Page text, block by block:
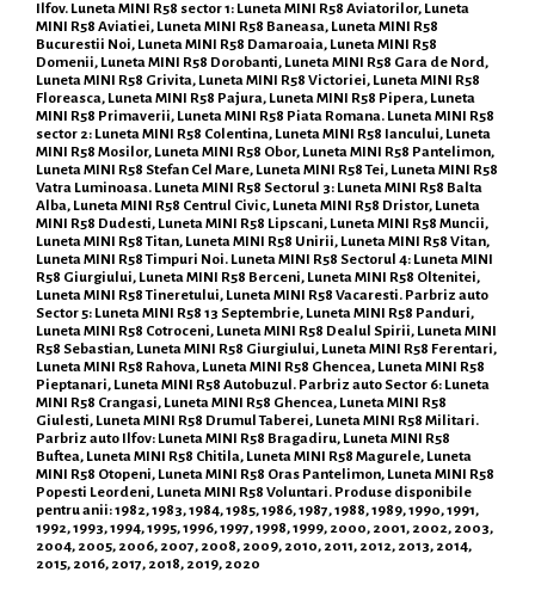
Ilfov. Luneta MINI R58 sector 1: Luneta MINI R58 Aviatorilor, Luneta
MINI R58 Aviatiei, Luneta MINI R58 Baneasa, Luneta MINI R58
Bucurestii Noi, Luneta MINI R58 Damaroaia, Luneta MINI R58
Domenii, Luneta MINI R58 Dorobanti, Luneta MINI R58 Gara de Nord,
Luneta MINI R58 Grivita, Luneta MINI R58 Victoriei, Luneta MINI R58
Floreasca, Luneta MINI R58 Pajura, Luneta MINI R58 Pipera, Luneta
MINI R58 Primaverii, Luneta MINI R58 Piata Romana. Luneta MINI R58
sector 2: Luneta MINI R58 Colentina, Luneta MINI R58 Iancului, Luneta
MINI R58 Mosilor, Luneta MINI R58 Obor, Luneta MINI R58 Pantelimon,
Luneta MINI R58 Stefan Cel Mare, Luneta MINI R58 Tei, Luneta MINI R58
Vatra Luminoasa. Luneta MINI R58 Sectorul 3: Luneta MINI R58 Balta
Alba, Luneta MINI R58 Centrul Civic, Luneta MINI R58 Dristor, Luneta
MINI R58 Dudesti, Luneta MINI R58 Lipscani, Luneta MINI R58 Muncii,
Luneta MINI R58 Titan, Luneta MINI R58 Unirii, Luneta MINI R58 Vitan,
Luneta MINI R58 Timpuri Noi. Luneta MINI R58 Sectorul 4: Luneta MINI
R58 Giurgiului, Luneta MINI R58 Berceni, Luneta MINI R58 Oltenitei,
Luneta MINI R58 Tineretului, Luneta MINI R58 Vacaresti. Parbriz auto
Sector 5: Luneta MINI R58 13 Septembrie, Luneta MINI R58 Panduri,
Luneta MINI R58 Cotroceni, Luneta MINI R58 Dealul Spirii, Luneta MINI
R58 Sebastian, Luneta MINI R58 Giurgiului, Luneta MINI R58 Ferentari,
Luneta MINI R58 Rahova, Luneta MINI R58 Ghencea, Luneta MINI R58
Pieptanari, Luneta MINI R58 Autobuzul. Parbriz auto Sector 6: Luneta
MINI R58 Crangasi, Luneta MINI R58 Ghencea, Luneta MINI R58
Giulesti, Luneta MINI R58 Drumul Taberei, Luneta MINI R58 Militari.
Parbriz auto Ilfov: Luneta MINI R58 Bragadiru, Luneta MINI R58
Buftea, Luneta MINI R58 Chitila, Luneta MINI R58 Magurele, Luneta
MINI R58 Otopeni, Luneta MINI R58 Oras Pantelimon, Luneta MINI R58
Popesti Leordeni, Luneta MINI R58 Voluntari. Produse disponibile
pentru anii: 1982, 1983, 1984, 1985, 1986, 1987, 1988, 1989, 1990, 1991,
1992, 1993, 1994, 1995, 1996, 1997, 1998, 1999, 2000, 2001, 2002, 2003,
2004, 2005, 2006, 2007, 2008, 2009, 2010, 2011, 2012, 2013, 2014,
2015, 2016, 2017, 2018, 2019, 2020